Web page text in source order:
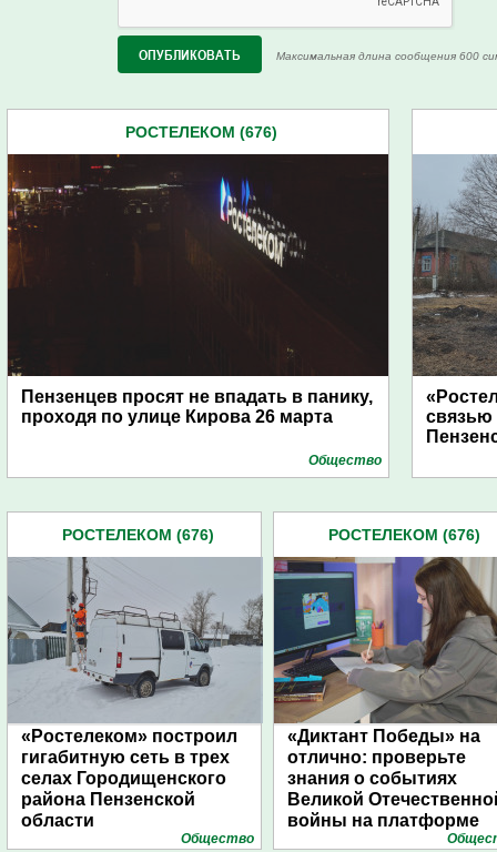
Максимальная длина сообщения 600
РОСТЕЛЕКОМ (676)
Пензенцев просят не впадать в панику,
проходя по улице Кирова 26 марта
Общество
связью
РОСТЕЛЕКОМ (676)
«Ростелеком» построил
гигабитную сеть в трех
селах Городищенского
района Пензенской
области
Общество
РОСТЕЛЕКОМ (676)
«Диктант Победы» на
отлично: проверьте
знания о событиях
Великой
войны на платформе
«Ростелеком. Лицей»